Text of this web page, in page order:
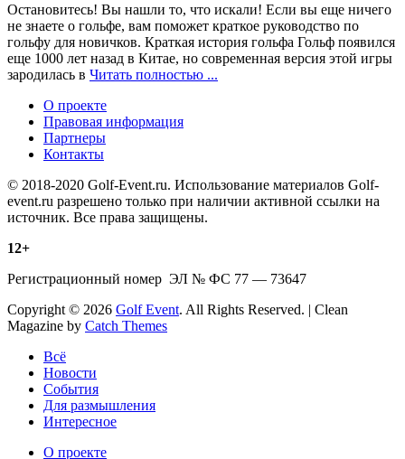
Остановитесь! Вы нашли то, что искали! Если вы еще ничего
не знаете о гольфе, вам поможет краткое руководство по
гольфу для новичков. Краткая история гольфа Гольф появился
еще 1000 лет назад в Китае, но современная версия этой игры
зародилась в Читать полностью ...
О проекте
Правовая информация
Партнеры
Контакты
© 2018-2020 Golf-Event.ru. Использование материалов Golf-
event.ru разрешено только при наличии активной ссылки на
источник. Все права защищены.
12+
Регистрационный номер ЭЛ № ФС 77 — 73647
Copyright © 2026 Golf Event. All Rights Reserved. | Clean
Magazine by Catch Themes
Всё
Новости
События
Для размышления
Интересное
О проекте